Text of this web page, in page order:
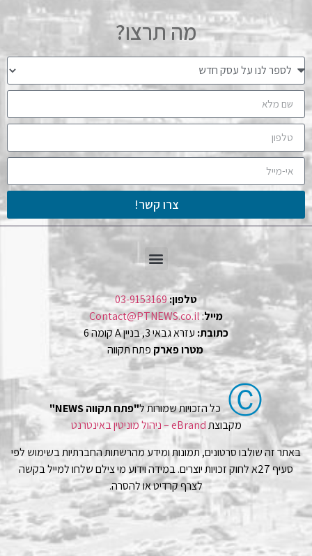
מה תרצו?
צרו קשר!
טלפון:03-9153169
מייל:
Contact@PTNEWS.co.il
כתובת: עזרא גבאי 3, בניין A קומה 6
מטרו פארק פתח תקווה
Ⓒ כל הזכויות שמורות ל"פתח תקווה NEWS"
מקבוצתeBrand – ניהול מוניטין באינטרנט
באתר זה שולבו סרטונים, תמונות ומידע מהרשתות החברתיות בשימוש לפי
סעיף 27א לחוק זכויות יוצרים. במידה וידוע מי צילם שלחו למייל בקשה
לצרף קרדיט או להסרה.